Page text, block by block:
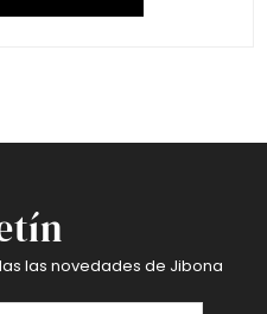
las novedades de Jibona